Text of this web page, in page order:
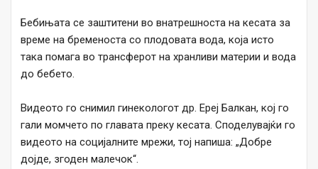
Бебињата се заштитени во внатрешноста на кесата за
време на бременоста со плодовата вода, која исто
така помага во трансферот на хранливи материи и вода
до бебето.
Видеото го снимил гинекологот др. Ереј Балкан, кој го
гали момчето по главата преку кесата. Споделувајќи го
видеото на социјалните мрежи, тој напиша: „Добре
дојде, згоден малечок“.